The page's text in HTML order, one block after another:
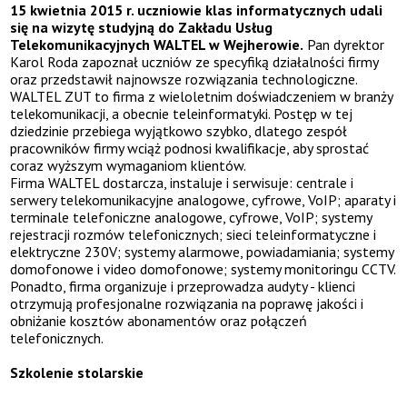
15 kwietnia 2015 r. uczniowie klas informatycznych udali
się na wizytę studyjną do Zakładu Usług
Telekomunikacyjnych WALTEL w Wejherowie. Pan dyrektor
Karol Roda zapoznał uczniów ze specyfiką działalności firmy
oraz przedstawił najnowsze rozwiązania technologiczne.
WALTEL ZUT to firma z wieloletnim doświadczeniem w branży
telekomunikacji, a obecnie teleinformatyki. Postęp w tej
dziedzinie przebiega wyjątkowo szybko, dlatego zespół
pracowników firmy wciąż podnosi kwalifikacje, aby sprostać
coraz wyższym wymaganiom klientów.
Firma WALTEL dostarcza, instaluje i serwisuje: centrale i
serwery telekomunikacyjne analogowe, cyfrowe, VoIP; aparaty i
terminale telefoniczne analogowe, cyfrowe, VoIP; systemy
rejestracji rozmów telefonicznych; sieci teleinformatyczne i
elektryczne 230V; systemy alarmowe, powiadamiania; systemy
domofonowe i video domofonowe; systemy monitoringu CCTV.
Ponadto, firma organizuje i przeprowadza audyty - klienci
otrzymują profesjonalne rozwiązania na poprawę jakości i
obniżanie kosztów abonamentów oraz połączeń
telefonicznych.
Szkolenie stolarskie